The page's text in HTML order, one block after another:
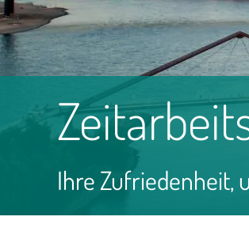
Ihre Zufriedenheit,